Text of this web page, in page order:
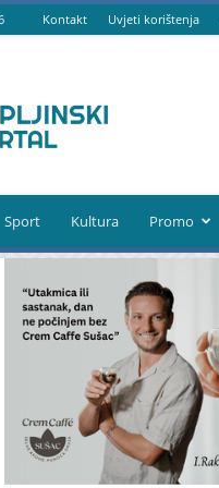
Kontakt Uvjeti korištenja
portal
Sport Kultura Promo